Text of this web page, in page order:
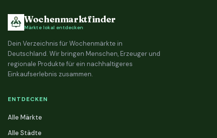
Wochenmarktfinder
Märkte lokal entdecken
Dein Verzeichnis für Wochenmärkte in
Deutschland. Wir bringen Menschen, Erzeuger und
regionale Produkte für ein nachhaltigeres
Einkaufserlebnis zusammen.
ENTDECKEN
Alle Märkte
Alle Städte